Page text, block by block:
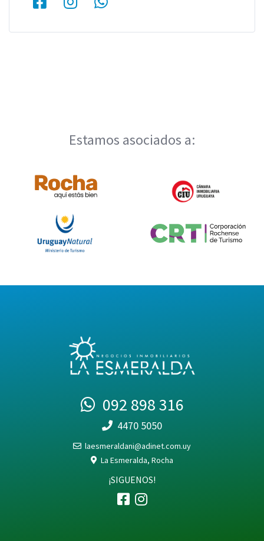
Estamos asociados a:
092 898 316
4470 5050
laesmeraldani@adinet.com.uy
La Esmeralda, Rocha
¡SIGUENOS!